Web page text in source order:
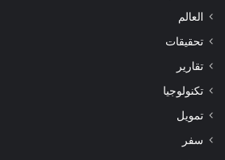
العالم
تحقيقات
تقارير
تكنولوجيا
تمويل
سفر